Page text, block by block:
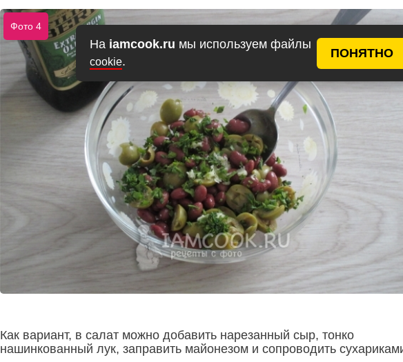
На iamcook.ru мы используем файлы
cookie.
ПОНЯТНО
Фото 4
Как вариант, в салат можно добавить нарезанный сыр, тонко
нашинкованный лук, заправить майонезом и сопроводить